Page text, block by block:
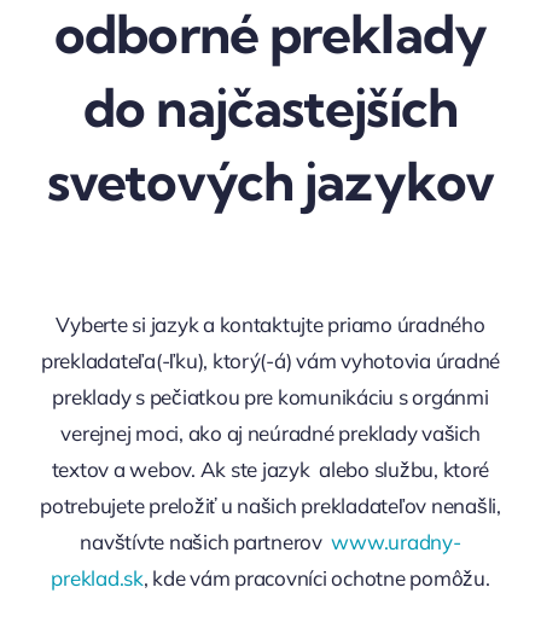
odborné preklady
do najčastejších
svetových jazykov
Vyberte si jazyk a kontaktujte priamo úradného
prekladateľa(-ľku), ktorý(-á) vám vyhotovia úradné
preklady s pečiatkou pre komunikáciu s orgánmi
verejnej moci, ako aj neúradné preklady vašich
textov a webov. Ak ste jazyk alebo službu, ktoré
potrebujete preložiť u našich prekladateľov nenašli,
navštívte našich partnerovwww.uradny-
preklad.sk, kde vám pracovníci ochotne pomôžu.